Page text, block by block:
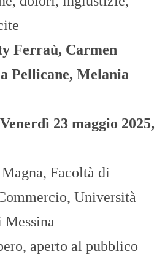
Ferraù, Carmen
Pellicane, Melania
Venerdì 23 maggio 2025,
Facoltà di
Università
aperto al pubblico